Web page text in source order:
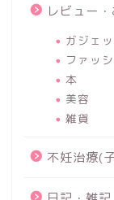
レビュー
ガジェ
ファッ
本
美容
雑貨
不妊治療(